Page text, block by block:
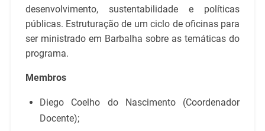
desenvolvimento, sustentabilidade e políticas
públicas. Estruturação de um ciclo de oficinas para
ser ministrado em Barbalha sobre as temáticas do
programa.
Membros
Diego Coelho do Nascimento (Coordenador
Docente);